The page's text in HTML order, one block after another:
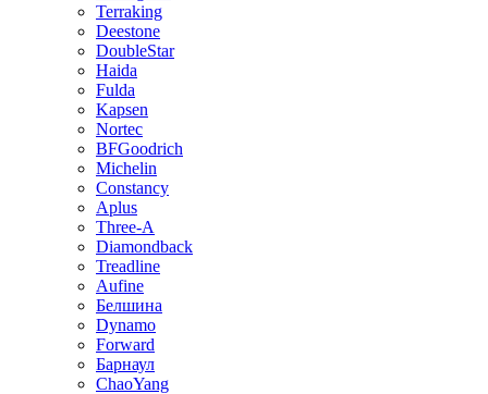
Terraking
Deestone
DoubleStar
Haida
Fulda
Kapsen
Nortec
BFGoodrich
Michelin
Constancy
Aplus
Three-A
Diamondback
Treadline
Aufine
Белшина
Dynamo
Forward
Барнаул
ChaoYang